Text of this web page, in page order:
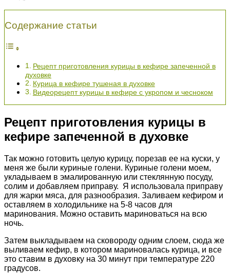
Содержание статьи
Рецепт приготовления курицы в кефире запеченной в
духовке
Курица в кефире тушеная в духовке
Видеорецепт курицы в кефире с укропом и чесноком
Рецепт приготовления курицы в
кефире запеченной в духовке
Так можно готовить целую курицу, порезав ее на куски, у
меня же были куриные голени. Куриные голени моем,
укладываем в эмалированную или стеклянную посуду,
солим и добавляем приправу. Я использовала приправу
для жарки мяса, для разнообразия. Заливаем кефиром и
оставляем в холодильнике на 5-8 часов для
маринования. Можно оставить мариноваться на всю
ночь.
Затем выкладываем на сковороду одним слоем, сюда же
выливаем кефир, в котором мариновалась курица, и все
это ставим в духовку на 30 минут при температуре 220
градусов.